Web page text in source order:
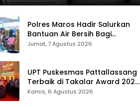
Polres Maros Hadir Salurkan
Bantuan Air Bersih Bagi
Masyarakat Terdampak Krisis
Jumat, 7 Agustus 2026
UPT Puskesmas Pattallassang
Terbaik di Takalar Award 2026,
Bukti Komitmen Hadirkan
Kamis, 6 Agustus 2026